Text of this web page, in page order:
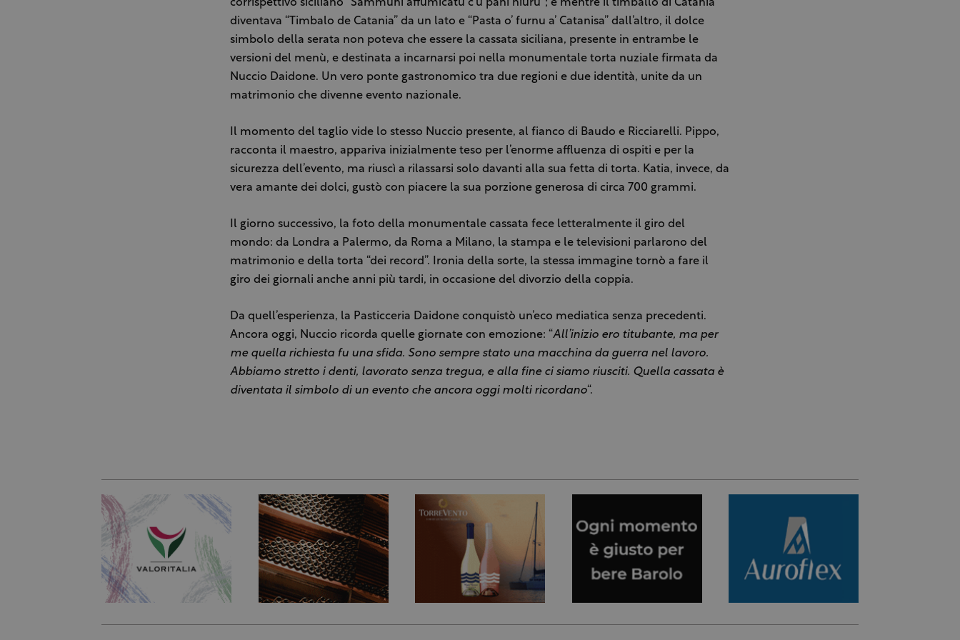
corrispettivo siciliano “Sammuni affumicatu c’u pani niuru”; e mentre il timballo di Catania
diventava “Timbalo de Catania” da un lato e “Pasta o’ furnu a’ Catanisa” dall’altro, il dolce
simbolo della serata non poteva che essere la cassata siciliana, presente in entrambe le
versioni del menù, e destinata a incarnarsi poi nella monumentale torta nuziale firmata da
Nuccio Daidone. Un vero ponte gastronomico tra due regioni e due identità, unite da un
matrimonio che divenne evento nazionale.
Il momento del taglio vide lo stesso Nuccio presente, al fianco di Baudo e Ricciarelli. Pippo,
racconta il maestro, appariva inizialmente teso per l’enorme affluenza di ospiti e per la
sicurezza dell’evento, ma riuscì a rilassarsi solo davanti alla sua fetta di torta. Katia, invece, da
vera amante dei dolci, gustò con piacere la sua porzione generosa di circa 700 grammi.
Il giorno successivo, la foto della monumentale cassata fece letteralmente il giro del
mondo: da Londra a Palermo, da Roma a Milano, la stampa e le televisioni parlarono del
matrimonio e della torta “dei record”. Ironia della sorte, la stessa immagine tornò a fare il
giro dei giornali anche anni più tardi, in occasione del divorzio della coppia.
Da quell’esperienza, la Pasticceria Daidone conquistò un’eco mediatica senza precedenti.
Ancora oggi, Nuccio ricorda quelle giornate con emozione: “All’inizio ero titubante, ma per
me quella richiesta fu una sfida. Sono sempre stato una macchina da guerra nel lavoro.
Abbiamo stretto i denti, lavorato senza tregua, e alla fine ci siamo riusciti. Quella cassata è
diventata il simbolo di un evento che ancora oggi molti ricordano“.